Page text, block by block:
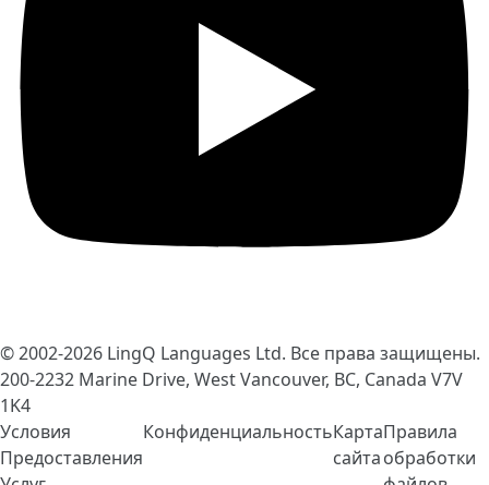
© 2002-2026 LingQ Languages Ltd. Все права защищены.
200-2232 Marine Drive, West Vancouver, BC, Canada V7V
1K4
Условия
Предоставления
КонфиденциальностьКарта
сайта
Правила
обработки